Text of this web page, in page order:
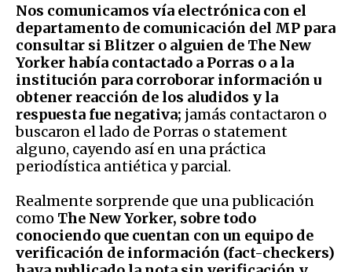
Nos comunicamos vía electrónica con el
departamento de comunicación del MP para
consultar si Blitzer o alguien de The New
Yorker había contactado a Porras o a la
institución para corroborar información u
obtener reacción de los aludidos y la
respuesta fue negativa; jamás contactaron o
buscaron el lado de Porras o statement
alguno, cayendo así en una práctica
periodística antiética y parcial.
Realmente sorprende que una publicación
como The New Yorker, sobre todo
conociendo que cuentan con un equipo de
verificación de información (fact-checkers)